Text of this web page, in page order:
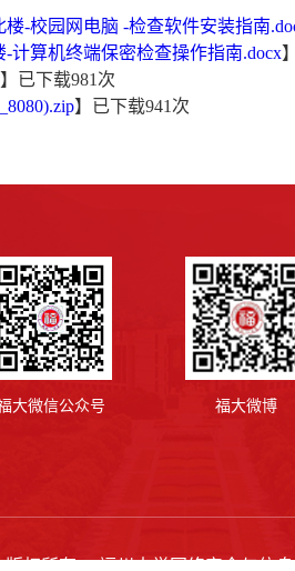
-校园网电脑 -检查软件安装指南
计算机终端保密检查操作指南.docx
】已下载981 次
】已下载941 次
大微信公众号 福大微博
版权所有 © 福州大学网络安全与信